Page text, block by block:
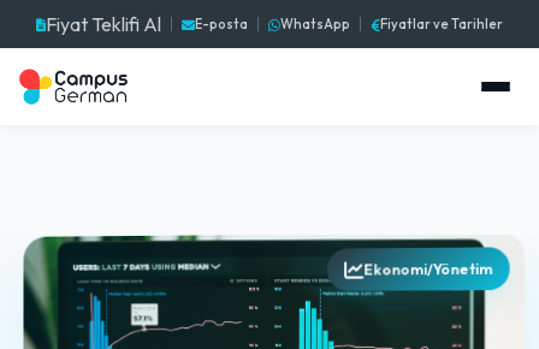
Fiyat Teklifi Al E-posta WhatsApp Fiyatlar ve Tarihler
Ekonomi/Yönetim